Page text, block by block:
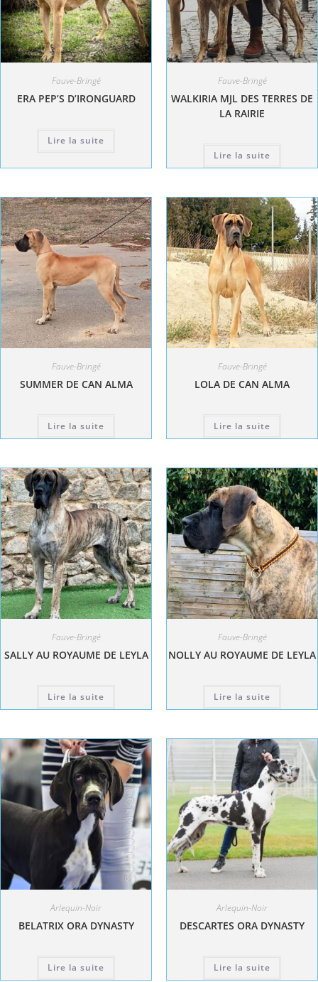
Fauve-Bringé
ERA PEP’S D’IRONGUARD
Lire la suite
Fauve-Bringé
WALKIRIA MJL DES TERRES DE
LA RAIRIE
Lire la suite
Fauve-Bringé
SUMMER DE CAN ALMA
Lire la suite
Fauve-Bringé
LOLA DE CAN ALMA
Lire la suite
Fauve-Bringé
SALLY AU ROYAUME DE LEYLA
Lire la suite
Fauve-Bringé
NOLLY AU ROYAUME DE LEYLA
Lire la suite
Arlequin-Noir
BELATRIX ORA DYNASTY
Lire la suite
Arlequin-Noir
DESCARTES ORA DYNASTY
Lire la suite